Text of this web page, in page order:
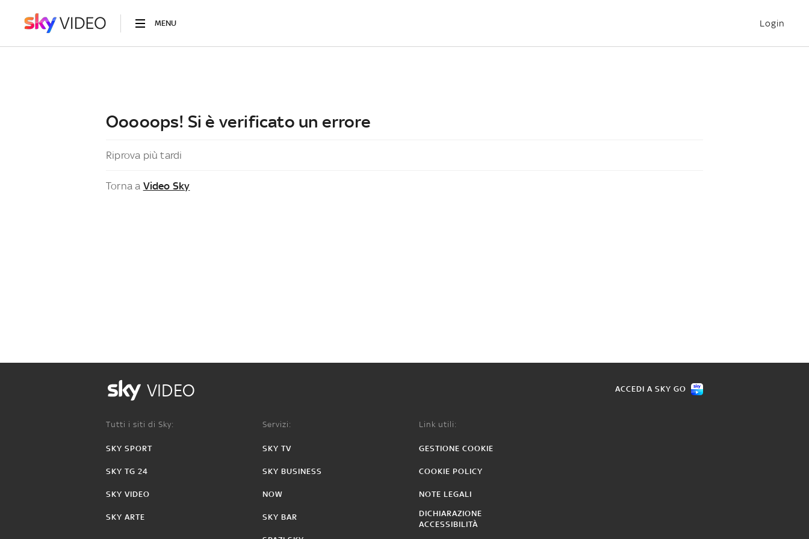
MENU Login
Ooooops! Si è verificato un errore
Riprova più tardi
Torna a Video Sky
VIDEO ACCEDI A SKY GO
Tutti i siti di Sky:
SKY SPORT
SKY TG 24
SKY VIDEO
SKY ARTE
Servizi:
SKY TV
SKY BUSINESS
NOW
SKY BAR
Link utili:
GESTIONE COOKIE
COOKIE POLICY
NOTE LEGALI
DICHIARAZIONE
ACCESSIBILITÀ